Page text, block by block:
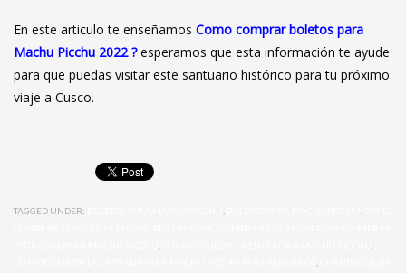
En este articulo te enseñamos Como comprar boletos para
Machu Picchu 2022 ?esperamos que esta información te ayude
para que puedas visitar este santuario histórico para tu próximo
viaje a Cusco.
TAGGED UNDER: , ,
, ,
,
,
,